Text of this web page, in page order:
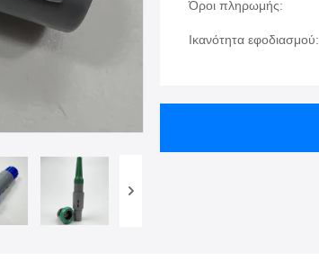
Όροι πληρωμής:
Ικανότητα εφοδιασμού: